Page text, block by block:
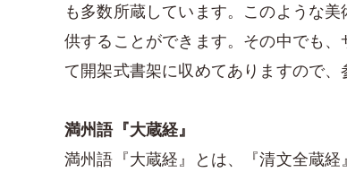
も多数所蔵しています。このような
供することができます。その中でも
て開架式書架に収めてありますので、
満州語『大蔵経』
満州語『大蔵経』とは、『清文全蔵